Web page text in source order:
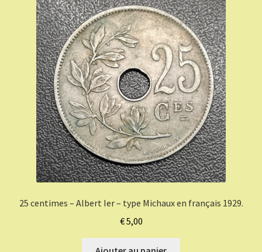
25 centimes – Albert Ier – type Michaux en français 1929.
€5,00